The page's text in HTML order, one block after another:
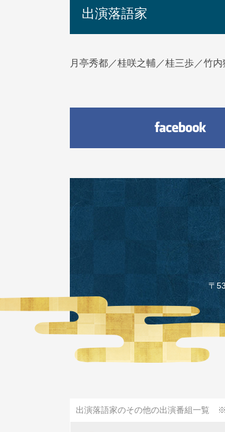
出演落語家
月亭秀都／桂咲之輔／桂三歩／竹
〒
出演落語家のその他の出演番組一覧 ※